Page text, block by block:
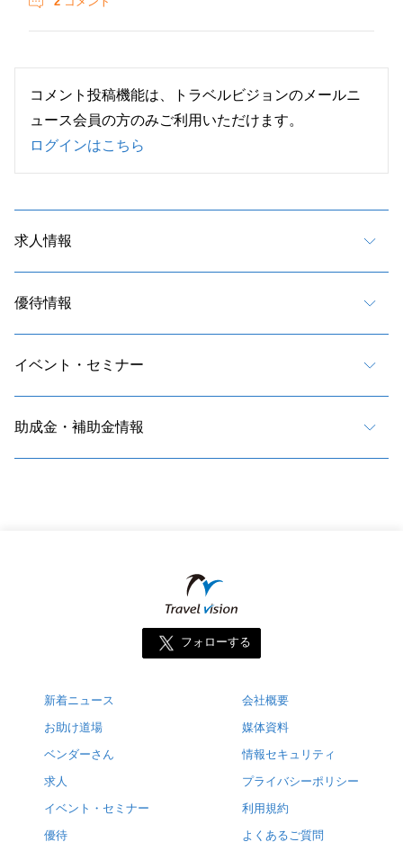
コメント投稿機能は、トラベルビジョンのメールニ
ュース会員の方のみご利用いただけます。
ログインはこちら
求人情報
優待情報
イベント・セミナー
助成金・補助金情報
フォローする
新着ニュース
お助け道場
ベンダーさん
求人
イベント・セミナー
優待
会社概要
媒体資料
情報セキュリティ
プライバシーポリシー
利用規約
よくあるご質問